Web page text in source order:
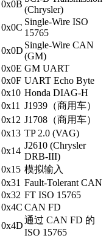
0x0B
(Chrysler)
0x0C
Single-Wire ISO
15765
0x0D
Single-Wire CAN
(GM)
0x0E GM UART
0x0F UART Echo Byte
0x10 Honda DIAG-H
0x11 J1939（商用车）
0x12 J1708（商用车）
0x13 TP 2.0 (VAG)
0x14
J2610 (Chrysler
DRB-III)
0x15 模拟输入
0x31 Fault-Tolerant CAN
0x32 FT ISO 15765
0x4C CAN FD
0x4D
通过 CAN FD 的
ISO 15765